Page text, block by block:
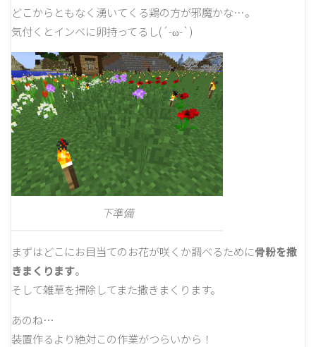
どこからともなく湧いてくる鶏の方が邪魔かな…。
気付くとインベに卵持ってるし(´-ω-`)
下準備
まずはどこにお目当てのお花が咲くか調べるために骨粉を撒
きまくります。
そして雑草を掃除してまた撒きまくります。
あのね…
装置作るより絶対この作業がつらいから！